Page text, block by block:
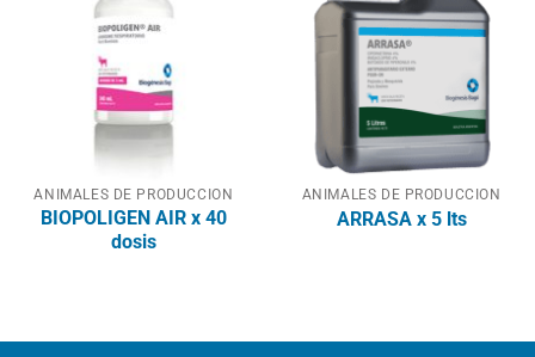
ANIMALES DE PRODUCCION
BIOPOLIGEN AIR x 40
dosis
ANIMALES DE PRODUCCION
ARRASA x 5 lts